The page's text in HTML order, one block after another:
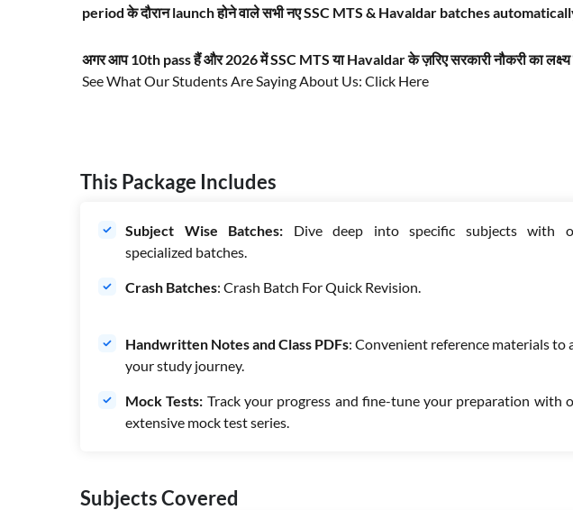
period के दौरान launch होने वाले सभी नए SSC MTS & Havaldar batches
अगर आप 10th pass हैं और 2026 में SSC MTS या Havaldar के ज़रिए सरकारी नौकरी का
See What Our Students Are Saying About Us: Click Here
This Package Includes
Subject Wise Batches: Dive deep into specific subjects with
specialized batches.
Crash Batches: Crash Batch For Quick Revision.
Handwritten Notes and Class PDFs: Convenient reference materials to
your study journey.
Mock Tests: Track your progress and fine-tune your preparation with
extensive mock test series.
Subjects Covered